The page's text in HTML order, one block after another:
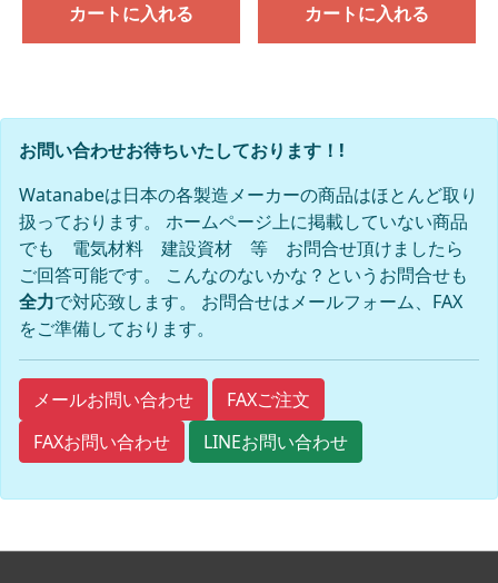
カートに入れる カートに入れる
お問い合わせお待ちいたしております！!
Watanabeは日本の各製造メーカーの商品はほとんど取り
扱っております。 ホームページ上に掲載していない商品
でも 電気材料 建設資材 等 お問合せ頂けましたら
ご回答可能です。 こんなのないかな？というお問合せも
全力で対応致します。 お問合せはメールフォーム、FAX
をご準備しております。
メールお問い合わせ
FAXご注文
FAXお問い合わせ
LINEお問い合わせ